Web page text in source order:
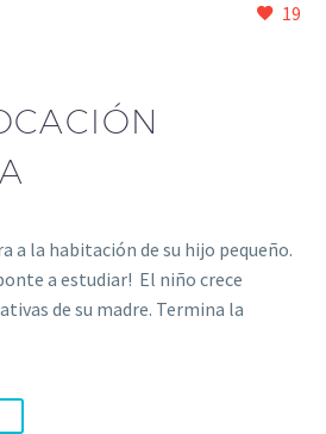
19
a la habitación de su hijo pequeño.
a estudiar! El niño crece
de su madre. Termina la